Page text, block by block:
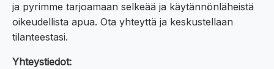
ja pyrimme tarjoamaan selkeää ja käytännönläheistä
oikeudellista apua. Ota yhteyttä ja keskustellaan
tilanteestasi.
Yhteystiedot: